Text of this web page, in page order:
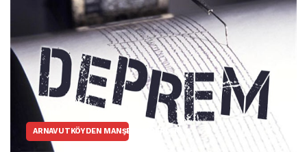
ARNAVUTKÖYDEN MANŞET HABERLER